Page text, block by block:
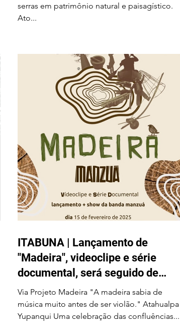
serras em patrimônio natural e paisagístico.
Ato...
ITABUNA | Lançamento de
"Madeira", videoclipe e série
documental, será seguido de
show da banda Manzuá no dia 15
de fevereiro no Centro de Cultura
Adonias Filho
Via Projeto Madeira "A madeira sabia de
música muito antes de ser violão." Atahualpa
Yupanqui Uma celebração das confluências...